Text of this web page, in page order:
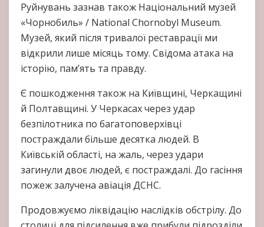
Руйнувань зазнав також Національний музей
«Чорнобиль» / National Chornobyl Museum.
Музей, який після тривалої реставрації ми
відкрили лише місяць тому. Свідома атака на
історію, пам’ять та правду.
Є пошкодження також на Київщині, Черкащині
й Полтавщині. У Черкасах через удар
безпілотника по багатоповерхівці
постраждали більше десятка людей. В
Київській області, на жаль, через удари
загинули двоє людей, є постраждалі. До гасіння
пожеж залучена авіація ДСНС.
Продовжуємо ліквідацію наслідків обстрілу. До